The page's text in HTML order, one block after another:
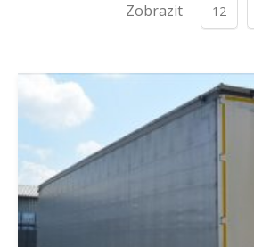
Zobrazit 12